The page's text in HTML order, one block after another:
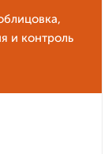
и контроль